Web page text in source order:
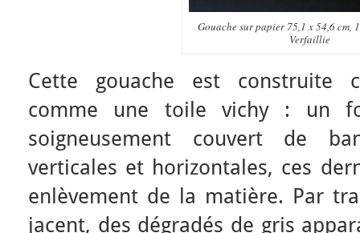
Gouache sur papier 75,1 x 54,6 cm,
Verfaillie
Cette gouache est construite
comme une toile vichy : un
soigneusement couvert de
verticales et horizontales, ces
enlèvement de la matière. Par
jacent, des dégradés de gris